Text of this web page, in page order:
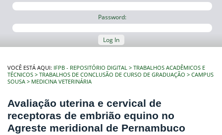
Password:
Log In
VOCÊ ESTÁ AQUI: IFPB - REPOSITÓRIO DIGITAL
TRABALHOS ACADÊMICOS E
TÉCNICOS
TRABALHOS DE CONCLUSÃO DE CURSO DE GRADUAÇÃO
CAMPUS
SOUSA
MEDICINA VETERINÁRIA
Avaliação uterina e cervical de
receptoras de embrião equino no
Agreste meridional de Pernambuco